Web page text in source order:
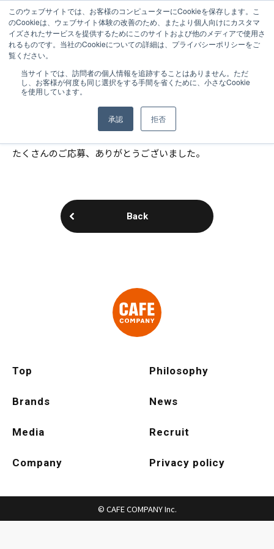
このウェブサイトでは、お客様のコンピューターにCookieを保存します。こ
のCookieは、ウェブサイト体験の改善のため、またより個人向けにカスタマ
イズされたサービスを提供するためにこのサイトおよび他のメディアで使用さ
れるものです。当社のCookieについての詳細は、プライバシーポリシーをご
覧ください。
当サイトでは、訪問者の個人情報を追跡することはありません。ただ
し、お客様が何度も同じ選択をする手間を省くために、小さなCookie
を使用しています。
承認 拒否
2011年度新卒採用は終了いたしました
たくさんのご応募、ありがとうございました。
Back
Top Philosophy
Brands News
Media Recruit
Company Privacy policy
© CAFE COMPANY Inc.